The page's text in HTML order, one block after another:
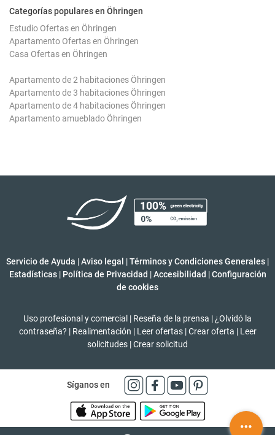
Categorías populares en Öhringen
Estudio Ofertas en Öhringen
Apartamento Ofertas en Öhringen
Casa Ofertas en Öhringen
Apartamento de 2 habitaciones Öhringen
Apartamento de 3 habitaciones Öhringen
Apartamento de 4 habitaciones Öhringen
Apartamento amueblado Öhringen
Servicio de Ayuda |Aviso legal |Términos y Condiciones Generales |
Estadísticas | Política de Privacidad | Accesibilidad | Configuración
de cookies
Uso profesional y comercial | Reseña de la prensa |¿Olvidó la
contraseña? | Realimentación | Leer ofertas | Crear oferta | Leer
solicitudes |Crear solicitud
Síganos en